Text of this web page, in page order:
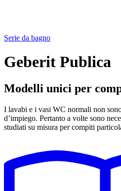
Serie da bagno
Geberit Publica
Modelli unici per
I lavabi e i vasi WC normali non
d’impiego. Pertanto a volte sono
studiati su misura per compiti